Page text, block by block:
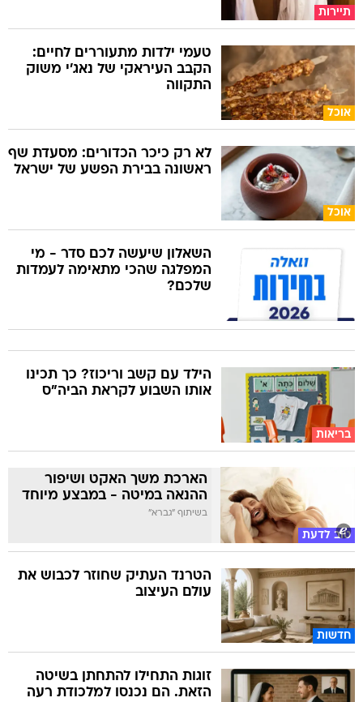
תיירות
אוכל
טעמי ילדות מתעוררים לחיים:
הקבב העיראקי של נאג׳י משוק
התקווה
אוכל
לא רק כיכר הכדורים: מסעדת שף
ראשונה בבירת הפשע של ישראל
השאלון שיעשה לכם סדר - מי
המפלגה שהכי מתאימה לעמדות
שלכם?
בריאות
הילד עם קשב וריכוז? כך תכינו
אותו השבוע לקראת הביה"ס
טוב לדעת
הארכת משך האקט ושיפור
ההנאה במיטה - במבצע מיוחד
בשיתוף "גברא"
חדשות
הטרנד העתיק שחוזר לכבוש את
עולם העיצוב
זוגות התחילו להתחתן בשיטה
הזאת. הם נכנסו למלכודת רעה